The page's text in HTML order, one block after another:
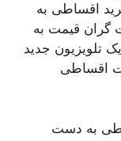
اقساطی به
گران قیمت به
تلویزیون جدید
اقساطی
به دست